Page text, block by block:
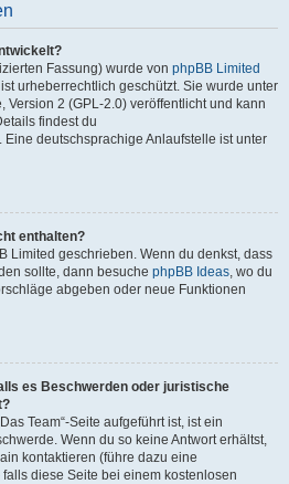
Fassung) wurde von phpBB Limited
urheberrechtlich geschützt. Sie wurde unter
Version 2 (GPL-2.0) veröffentlicht und kann
findest du
. Eine deutschsprachige Anlaufstelle ist unter
enthalten?
Limited geschrieben. Wenn du denkst, dass
sollte, dann besuche phpBB Ideas, wo du
abgeben oder neue Funktionen
es Beschwerden oder juristische
Team“-Seite aufgeführt ist, ist ein
Wenn du so keine Antwort erhältst,
kontaktieren (führe dazu eine
diese Seite bei einem kostenlosen